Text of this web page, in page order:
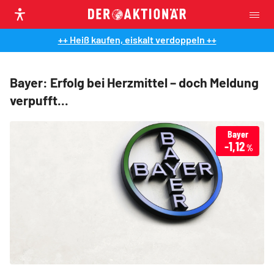
++ Heiß kaufen, eiskalt verdoppeln ++
Bayer: Erfolg bei Herzmittel – doch Meldung
verpufft...
Bayer
-1,12%